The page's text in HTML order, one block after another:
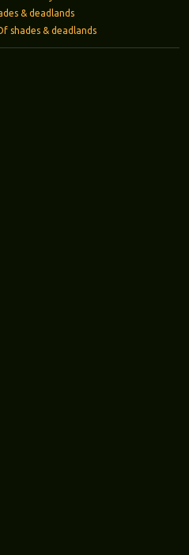
& deadlands
shades & deadlands